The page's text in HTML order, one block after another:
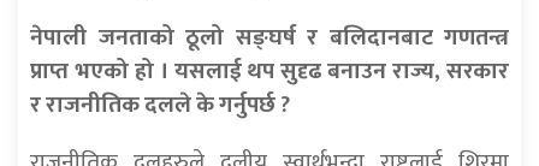
नेपाली जनताको ठूलो सङ्घर्ष र बलिदानबाट गणतन्त्र
प्राप्त भएको हो । यसलाई थप सुदृढ बनाउन राज्य, सरकार
र राजनीतिक दलले के गर्नुपर्छ ?